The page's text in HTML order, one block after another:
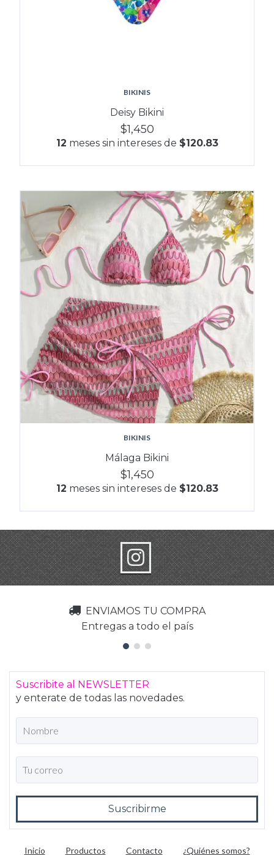
BIKINIS
Deisy Bikini
$1,450
12 meses sin intereses de $120.83
BIKINIS
Málaga Bikini
$1,450
12 meses sin intereses de $120.83
ENVIAMOS TU COMPRA
Entregas a todo el país
Suscribite al NEWSLETTER
y enterate de todas las novedades.
Inicio Productos Contacto ¿Quiénes somos?